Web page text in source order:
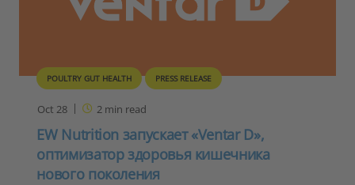
POULTRY GUT HEALTH PRESS RELEASE
Oct 28 2min read
EW Nutrition запускает «Ventar D»,
оптимизатор здоровья кишечника
нового поколения